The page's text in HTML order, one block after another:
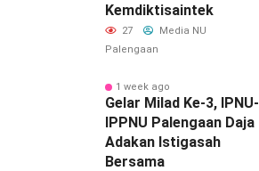
Kemdiktisaintek
27
Media NU
Palengaan
1 week ago
‎Gelar Milad Ke-3, IPNU-
IPPNU Palengaan Daja
Adakan Istigasah
Bersama